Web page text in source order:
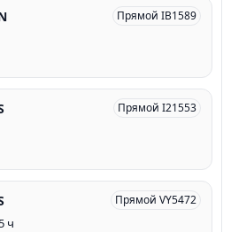
Прямой IB1589
Прямой I21553
Прямой VY5472
ч